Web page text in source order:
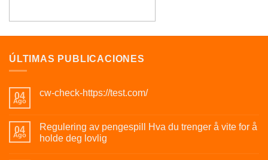
ÚLTIMAS PUBLICACIONES
04
Ago
cw-check-https://test.com/
04
Ago
Regulering av pengespill Hva du trenger å vite for å
holde deg lovlig